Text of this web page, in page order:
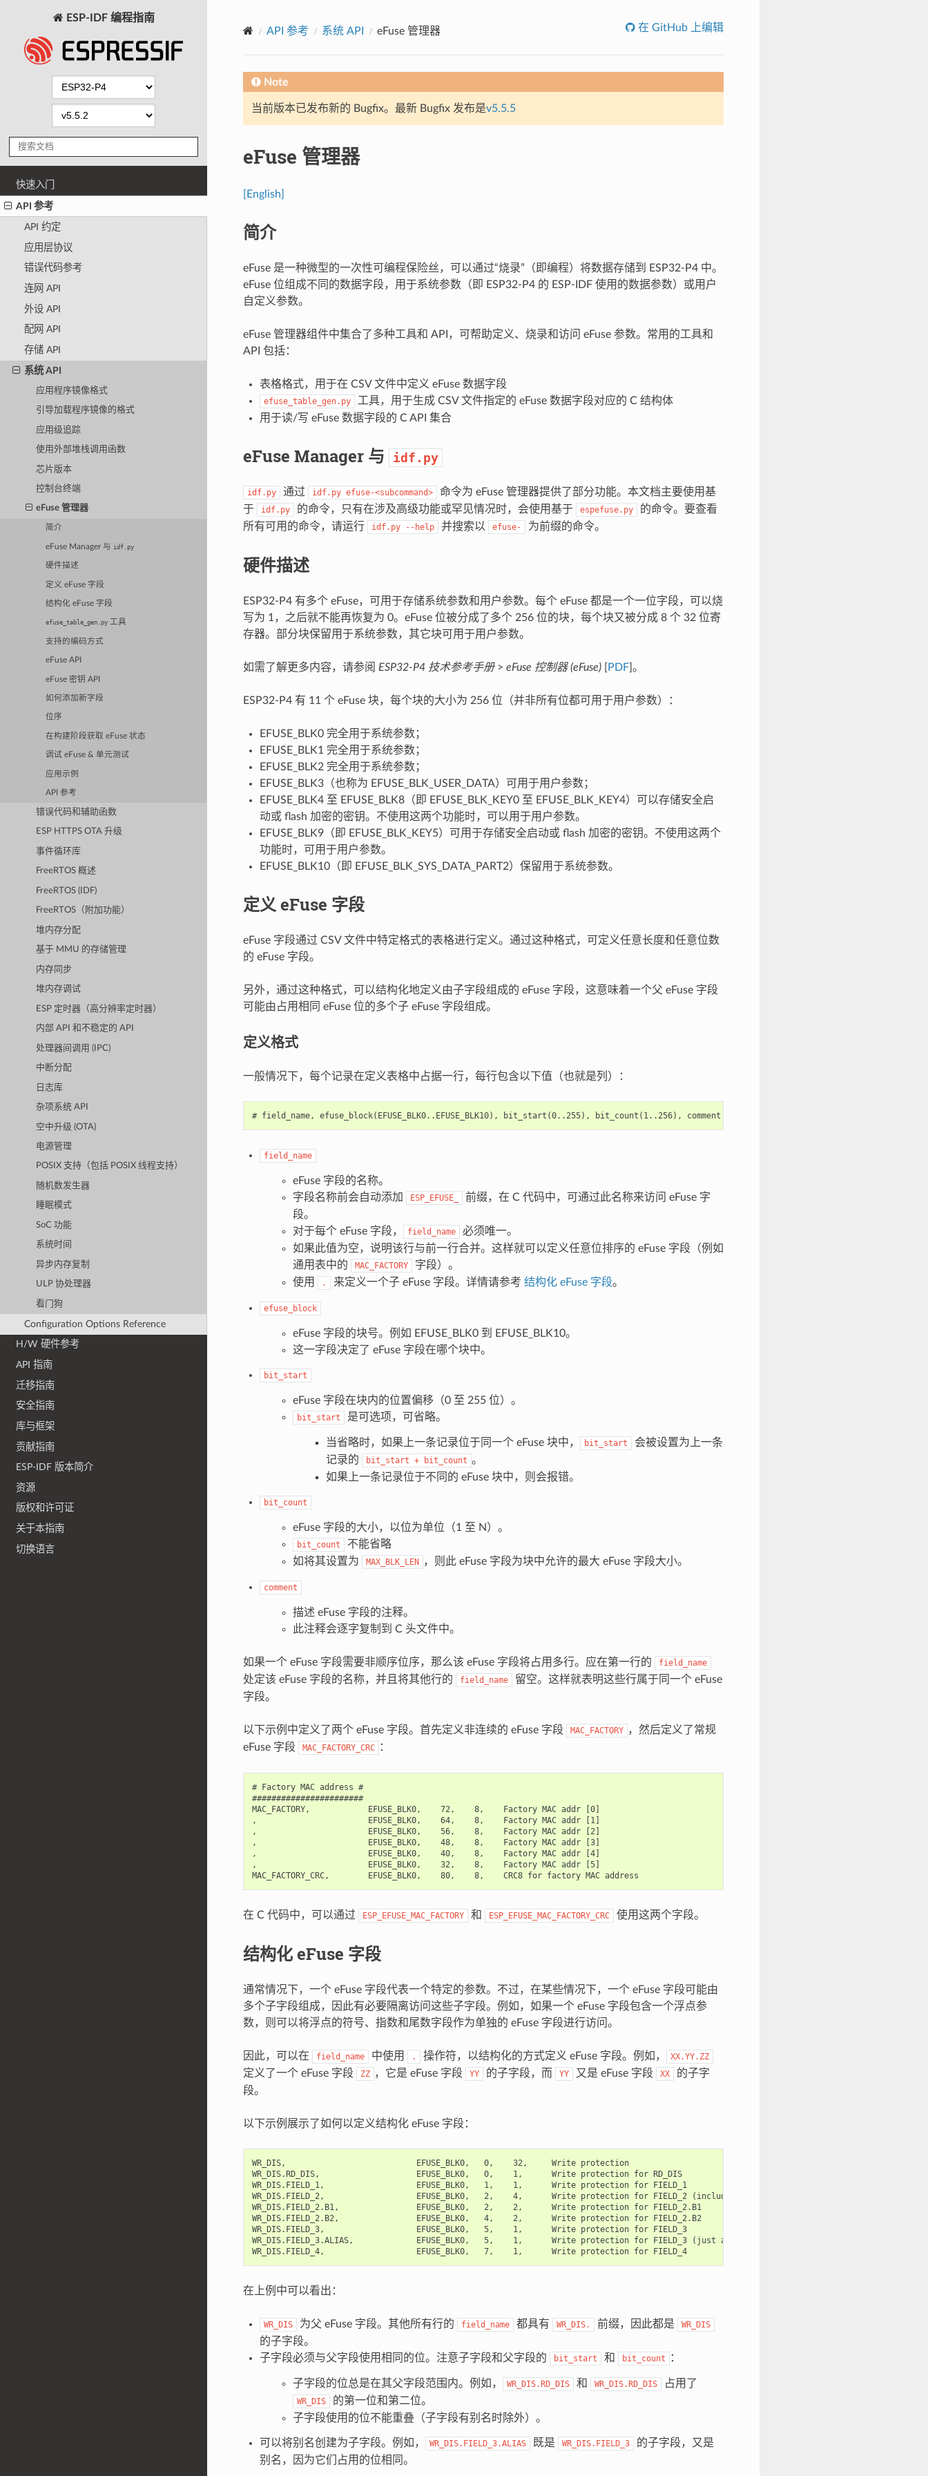
ESP-IDF 编程指南
快速入门
API 参考
API 约定
应用层协议
错误代码参考
连网 API
外设 API
配网 API
存储 API
系统 API
应用程序镜像格式
引导加载程序镜像的格式
应用级追踪
使用外部堆栈调用函数
芯片版本
控制台终端
eFuse 管理器
简介
eFuse Manager 与 idf.py
硬件描述
定义 eFuse 字段
结构化 eFuse 字段
efuse_table_gen.py 工具
支持的编码方式
eFuse API
eFuse 密钥 API
如何添加新字段
位序
在构建阶段获取 eFuse 状态
调试 eFuse & 单元测试
应用示例
API 参考
错误代码和辅助函数
ESP HTTPS OTA 升级
事件循环库
FreeRTOS 概述
FreeRTOS (IDF)
FreeRTOS（附加功能）
堆内存分配
基于 MMU 的存储管理
内存同步
堆内存调试
ESP 定时器（高分辨率定时器）
内部 API 和不稳定的 API
处理器间调用 (IPC)
中断分配
日志库
杂项系统 API
空中升级 (OTA)
电源管理
POSIX 支持（包括 POSIX 线程支持）
随机数发生器
睡眠模式
SoC 功能
系统时间
异步内存复制
ULP 协处理器
看门狗
Configuration Options Reference
H/W 硬件参考
API 指南
迁移指南
安全指南
库与框架
贡献指南
ESP-IDF 版本简介
资源
版权和许可证
关于本指南
切换语言
API 参考 系统 API eFuse 管理器 在 GitHub 上编辑
Note
当前版本已发布新的 Bugfix。最新 Bugfix 发布是v5.5.5
eFuse 管理器
[English]
简介
eFuse 是一种微型的一次性可编程保险丝，可以通过“烧录”（即编程）将数据存储到 ESP32-P4 中。
eFuse 位组成不同的数据字段，用于系统参数（即 ESP32-P4 的 ESP-IDF 使用的数据参数）或用户
自定义参数。
eFuse 管理器组件中集合了多种工具和 API，可帮助定义、烧录和访问 eFuse 参数。常用的工具和
API 包括：
表格格式，用于在 CSV 文件中定义 eFuse 数据字段
efuse_table_gen.py
工具，用于生成 CSV 文件指定的 eFuse 数据字段对应的 C 结构体
用于读/写 eFuse 数据字段的 C API 集合
eFuse Manager 与 idf.py
idf.py 通过 idf.py efuse-<subcommand>
命令为 eFuse 管理器提供了部分功能。本文档主要使用基
于
idf.py 的命令，只有在涉及高级功能或罕见情况时，会使用基于 espefuse.py
的命令。要查看
所有可用的命令，请运行
idf.py --help 并搜索以 efuse- 为前缀的命令。
硬件描述
ESP32-P4 有多个 eFuse，可用于存储系统参数和用户参数。每个 eFuse 都是一个一位字段，可以烧
写为 1，之后就不能再恢复为 0。eFuse 位被分成了多个 256 位的块，每个块又被分成 8 个 32 位寄
存器。部分块保留用于系统参数，其它块可用于用户参数。
如需了解更多内容，请参阅 ESP32-P4 技术参考手册> eFuse 控制器 (eFuse)[ PDF]。
ESP32-P4 有 11 个 eFuse 块，每个块的大小为 256 位（并非所有位都可用于用户参数）：
EFUSE_BLK0 完全用于系统参数；
EFUSE_BLK1 完全用于系统参数；
EFUSE_BLK2 完全用于系统参数；
EFUSE_BLK3（也称为 EFUSE_BLK_USER_DATA）可用于用户参数；
EFUSE_BLK4 至 EFUSE_BLK8（即 EFUSE_BLK_KEY0 至 EFUSE_BLK_KEY4）可以存储安全启
动或 flash 加密的密钥。不使用这两个功能时，可以用于用户参数。
EFUSE_BLK9（即 EFUSE_BLK_KEY5）可用于存储安全启动或 flash 加密的密钥。不使用这两个
功能时，可用于用户参数。
EFUSE_BLK10（即 EFUSE_BLK_SYS_DATA_PART2）保留用于系统参数。
定义 eFuse 字段
eFuse 字段通过 CSV 文件中特定格式的表格进行定义。通过这种格式，可定义任意长度和任意位数
的 eFuse 字段。
另外，通过这种格式，可以结构化地定义由子字段组成的 eFuse 字段，这意味着一个父 eFuse 字段
可能由占用相同 eFuse 位的多个子 eFuse 字段组成。
定义格式
一般情况下，每个记录在定义表格中占据一行，每行包含以下值（也就是列）：
field_name
eFuse 字段的名称。
字段名称前会自动添加
ESP_EFUSE_
前缀，在 C 代码中，可通过此名称来访问 eFuse 字
段。
对于每个 eFuse 字段，
field_name
必须唯一。
如果此值为空，说明该行与前一行合并。这样就可以定义任意位排序的 eFuse 字段（例如
通用表中的
MAC_FACTORY
字段）。
使用
. 来定义一个子 eFuse 字段。详情请参考 结构化 eFuse 字段。
efuse_block
eFuse 字段的块号。例如 EFUSE_BLK0 到 EFUSE_BLK10。
这一字段决定了 eFuse 字段在哪个块中。
bit_start
eFuse 字段在块内的位置偏移（0 至 255 位）。
bit_start 是可选项，可省略。
当省略时，如果上一条记录位于同一个 eFuse 块中， bit_start
会被设置为上一条
记录的
bit_start + bit_count 。
如果上一条记录位于不同的 eFuse 块中，则会报错。
bit_count
eFuse 字段的大小，以位为单位（1 至 N）。
bit_count
不能省略
如将其设置为
MAX_BLK_LEN ，则此 eFuse 字段为块中允许的最大 eFuse 字段大小。
comment
描述 eFuse 字段的注释。
此注释会逐字复制到 C 头文件中。
如果一个 eFuse 字段需要非顺序位序，那么该 eFuse 字段将占用多行。应在第一行的 field_name
处定该 eFuse 字段的名称，并且将其他行的 field_name
留空。这样就表明这些行属于同一个 eFuse
字段。
以下示例中定义了两个 eFuse 字段。首先定义非连续的 eFuse 字段 MAC_FACTORY ，然后定义了常规
eFuse 字段
MAC_FACTORY_CRC ：
# Factory MAC address #
#######################
MAC_FACTORY,            EFUSE_BLK0,    72,    8,    Factory MAC addr [0]
,                       EFUSE_BLK0,    64,    8,    Factory MAC addr [1]
,                       EFUSE_BLK0,    56,    8,    Factory MAC addr [2]
,                       EFUSE_BLK0,    48,    8,    Factory MAC addr [3]
,                       EFUSE_BLK0,    40,    8,    Factory MAC addr [4]
,                       EFUSE_BLK0,    32,    8,    Factory MAC addr [5]
在 C 代码中，可以通过 ESP_EFUSE_MAC_FACTORY 和 ESP_EFUSE_MAC_FACTORY_CRC 使用这两个字段。
结构化 eFuse 字段
通常情况下，一个 eFuse 字段代表一个特定的参数。不过，在某些情况下，一个 eFuse 字段可能由
多个子字段组成，因此有必要隔离访问这些子字段。例如，如果一个 eFuse 字段包含一个浮点参
数，则可以将浮点的符号、指数和尾数字段作为单独的 eFuse 字段进行访问。
因此，可以在 field_name 中使用 . 操作符，以结构化的方式定义 eFuse 字段。例如， XX.YY.ZZ
定义了一个 eFuse 字段 ZZ ，它是 eFuse 字段 YY 的子字段，而 YY 又是 eFuse 字段 XX
的子字
段。
以下示例展示了如何以定义结构化 eFuse 字段：
WR_DIS,                           EFUSE_BLK0,   0,    32,     Write protection
WR_DIS.RD_DIS,                    EFUSE_BLK0,   0,    1,      Write protection for RD_DIS
WR_DIS.FIELD_1,                   EFUSE_BLK0,   1,    1,      Write protection for FIELD_1
WR_DIS.FIELD_2,                   EFUSE_BLK0,   2,    4,      Write protection for FIELD_2 (includes B1 and B2)
WR_DIS.FIELD_2.B1,                EFUSE_BLK0,   2,    2,      Write protection for FIELD_2.B1
WR_DIS.FIELD_2.B2,                EFUSE_BLK0,   4,    2,      Write protection for FIELD_2.B2
WR_DIS.FIELD_3,                   EFUSE_BLK0,   5,    1,      Write protection for FIELD_3
WR_DIS.FIELD_3.ALIAS,             EFUSE_BLK0,   5,    1,      Write protection for FIELD_3 (just a alias for WR_DIS.FIELD_3)
WR_DIS.FIELD_4,                   EFUSE_BLK0,   7,    1,      Write protection for FIELD_4
在上例中可以看出：
WR_DIS 为父 eFuse 字段。其他所有行的 field_name 都具有 WR_DIS. 前缀，因此都是 WR_DIS
的子字段。
子字段必须与父字段使用相同的位。注意子字段和父字段的
bit_start 和 bit_count ：
子字段的位总是在其父字段范围内。例如， WR_DIS.RD_DIS 和 WR_DIS.RD_DIS 占用了
WR_DIS
的第一位和第二位。
子字段使用的位不能重叠（子字段有别名时除外）。
可以将别名创建为子字段。例如， WR_DIS.FIELD_3.ALIAS 既是 WR_DIS.FIELD_3
的子字段，又是
别名，因为它们占用的位相同。